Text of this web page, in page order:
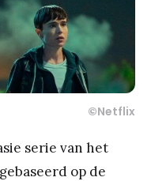
©Netflix
serie van het
op de